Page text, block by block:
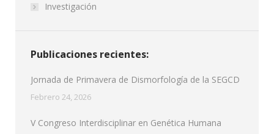
Investigación
Publicaciones recientes:
Jornada de Primavera de Dismorfología de la SEGCD
Febrero 24, 2026
V Congreso Interdisciplinar en Genética Humana